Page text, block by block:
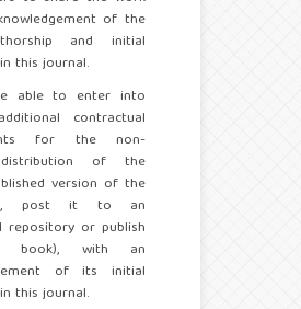
of the
and initial
this journal.
able to enter into
contractual
for the non-
distribution of the
version of the
post it to an
repository or publish
with an
of its initial
this journal.